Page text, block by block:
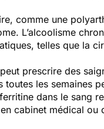
comme une
L’alcoolisme
telles que la
prescrire des
toutes les semaines
dans le sang
cabinet médical ou